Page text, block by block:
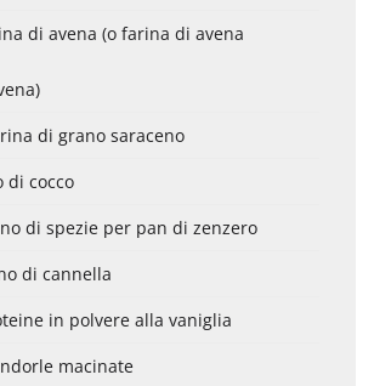
di avena (o farina di avena
di grano saraceno
di cocco
di spezie per pan di zenzero
di cannella
in polvere alla vaniglia
macinate